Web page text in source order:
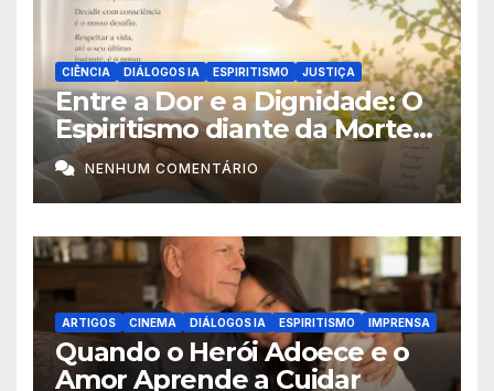
CIÊNCIA DIÁLOGOS IA ESPIRITISMO JUSTIÇA
Entre a Dor e a Dignidade: O
Espiritismo diante da Morte
Assistida
NENHUM COMENTÁRIO
ARTIGOS CINEMA DIÁLOGOS IA ESPIRITISMO IMPRENSA
Quando o Herói Adoece e o
Amor Aprende a Cuidar